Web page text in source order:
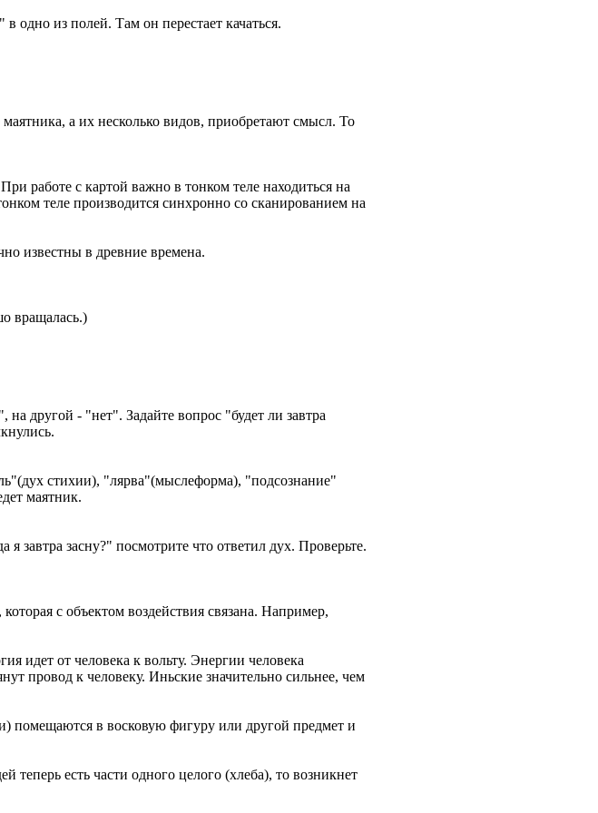
одно из полей. Там он перестает качаться.
а их несколько видов, приобретают смысл. То
работе с картой важно в тонком теле находиться на
теле производится синхронно со сканированием на
известны в древние времена.
вращалась.)
другой - "нет". Задайте вопрос "будет ли завтра
стихии), "лярва"(мыслеформа), "подсознание"
маятник.
завтра засну?" посмотрите что ответил дух. Проверьте.
с объектом воздействия связана. Например,
идет от человека к вольту. Энергии человека
провод к человеку. Иньские значительно сильнее, чем
помещаются в восковую фигуру или другой предмет и
теперь есть части одного целого (хлеба), то возникнет